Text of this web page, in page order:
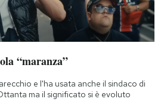
“maranza”
e l'ha usata anche il sindaco di
ma il significato si è evoluto